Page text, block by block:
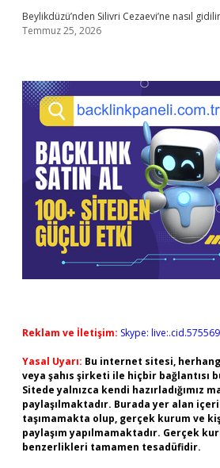
Beylikdüzü’nden Silivri Cezaevi’ne nasıl
Temmuz 25, 2026
Reklam ve İletişim: Skype:
Yasal Uyarı: Bu internet sitesi,
veya şahıs şirketi ile hiçbir bağlantısı
Sitede yalnızca kendi hazırladığımız
paylaşılmaktadır. Burada yer alan
taşımamakta olup, gerçek kurum ve
paylaşım yapılmamaktadır. Gerçek
benzerlikleri tamamen tesadüfidir.